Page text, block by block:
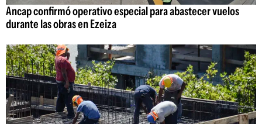
Ancap confirmó operativo especial para abastecer vuelos
durante las obras en Ezeiza